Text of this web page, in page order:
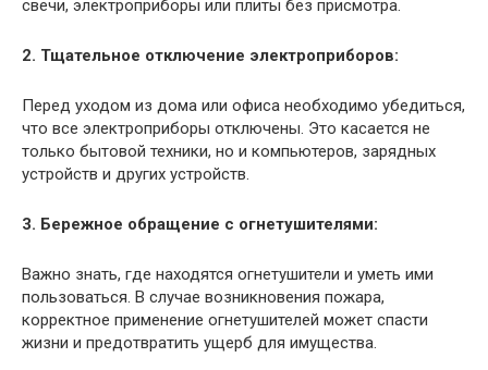
свечи, электроприборы или плиты без присмотра.
2. Тщательное отключение электроприборов:
Перед уходом из дома или офиса необходимо убедиться,
что все электроприборы отключены. Это касается не
только бытовой техники, но и компьютеров, зарядных
устройств и других устройств.
3. Бережное обращение с огнетушителями:
Важно знать, где находятся огнетушители и уметь ими
пользоваться. В случае возникновения пожара,
корректное применение огнетушителей может спасти
жизни и предотвратить ущерб для имущества.